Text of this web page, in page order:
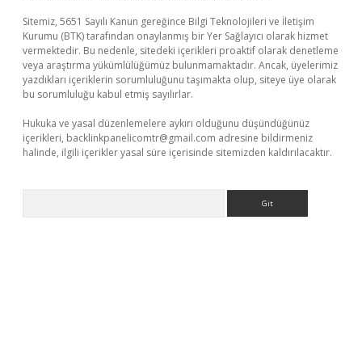
Sitemiz, 5651 Sayılı Kanun gereğince Bilgi Teknolojileri ve İletişim
Kurumu (BTK) tarafından onaylanmış bir Yer Sağlayıcı olarak hizmet
vermektedir. Bu nedenle, sitedeki içerikleri proaktif olarak denetleme
veya araştırma yükümlülüğümüz bulunmamaktadır. Ancak, üyelerimiz
yazdıkları içeriklerin sorumluluğunu taşımakta olup, siteye üye olarak
bu sorumluluğu kabul etmiş sayılırlar.
Hukuka ve yasal düzenlemelere aykırı olduğunu düşündüğünüz
içerikleri, backlinkpanelicomtr@gmail.com adresine bildirmeniz
halinde, ilgili içerikler yasal süre içerisinde sitemizden kaldırılacaktır.